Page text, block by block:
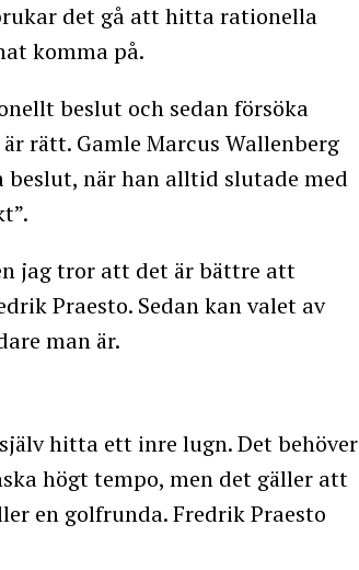
det gå att hitta rationella
komma på.
beslut och sedan försöka
rätt. Gamle Marcus Wallenberg
beslut, när han alltid slutade med
jag tror att det är bättre att
Praesto. Sedan kan valet av
man är.
hitta ett inre lugn. Det behöver
högt tempo, men det gäller att
en golfrunda. Fredrik Praesto